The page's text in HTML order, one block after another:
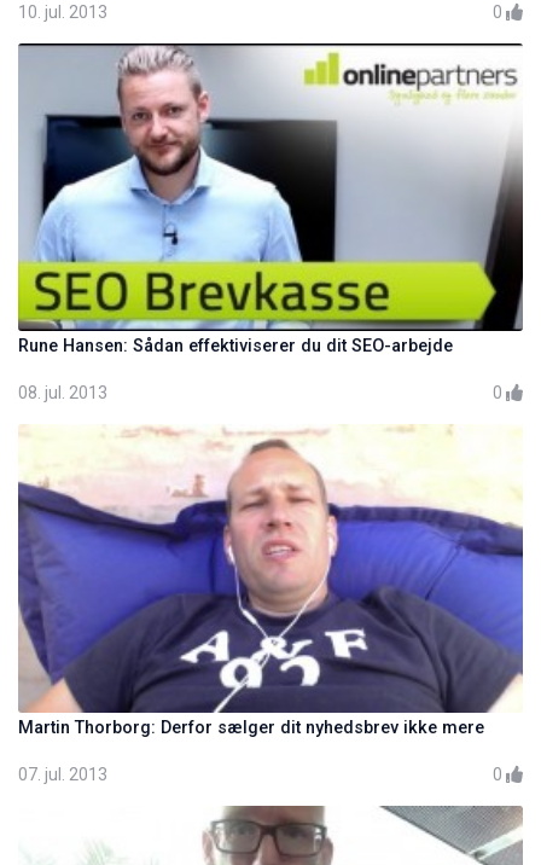
10. jul. 2013 0
Rune Hansen: Sådan effektiviserer du dit SEO-arbejde
08. jul. 2013 0
Martin Thorborg: Derfor sælger dit nyhedsbrev ikke mere
07. jul. 2013 0